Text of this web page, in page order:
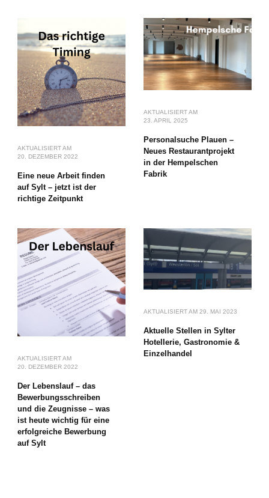
AKTUALISIERT AM
20. DEZEMBER 2022
Eine neue Arbeit finden
auf Sylt – jetzt ist der
richtige Zeitpunkt
AKTUALISIERT AM
23. APRIL 2025
Personalsuche Plauen –
Neues Restaurantprojekt
in der Hempelschen
Fabrik
AKTUALISIERT AM
20. DEZEMBER 2022
Der Lebenslauf – das
Bewerbungsschreiben
und die Zeugnisse – was
ist heute wichtig für eine
erfolgreiche Bewerbung
auf Sylt
AKTUALISIERT AM 29. MAI 2023
Aktuelle Stellen in Sylter
Hotellerie, Gastronomie &
Einzelhandel